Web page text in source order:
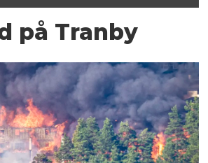
på Tranby